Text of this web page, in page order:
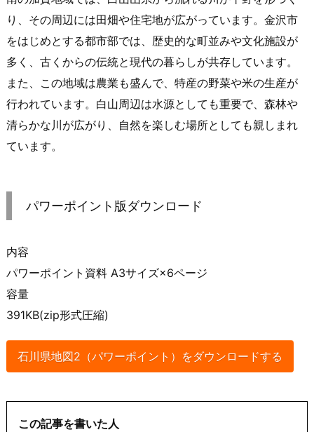
り、その周辺には田畑や住宅地が広がっています。金沢市
をはじめとする都市部では、歴史的な町並みや文化施設が
多く、古くからの伝統と現代の暮らしが共存しています。
また、この地域は農業も盛んで、特産の野菜や米の生産が
行われています。白山周辺は水源としても重要で、森林や
清らかな川が広がり、自然を楽しむ場所としても親しまれ
ています。
パワーポイント版ダウンロード
内容
パワーポイント資料 A3サイズ×6ページ
容量
391KB(zip形式圧縮)
石川県地図2（パワーポイント）をダウンロードする
この記事を書いた人